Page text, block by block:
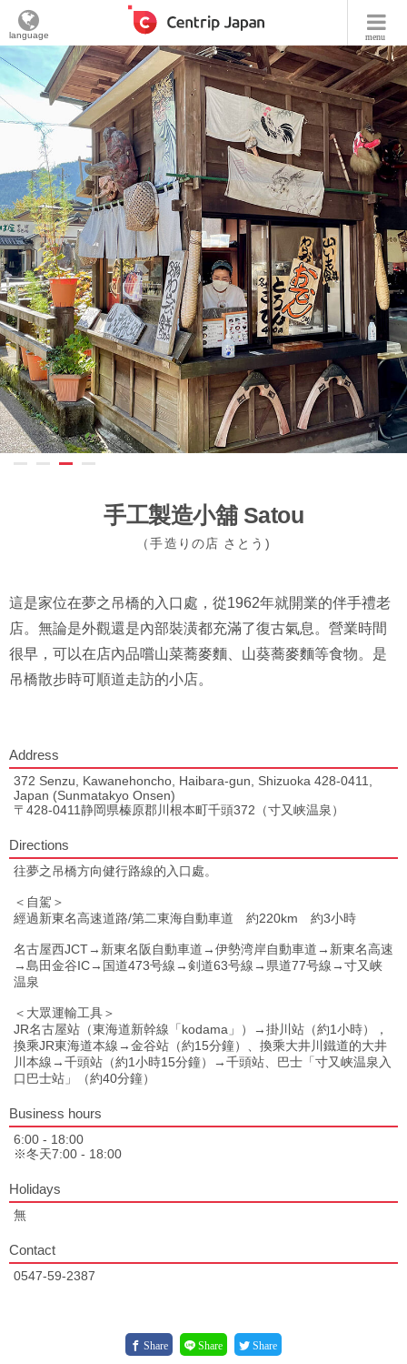
menu
language
手工製造小舖 Satou
（手造りの店 さとう)
這是家位在夢之吊橋的入口處，從1962年就開業的伴手禮老
店。無論是外觀還是內部裝潢都充滿了復古氣息。營業時間
很早，可以在店內品嚐山菜蕎麥麵、山葵蕎麥麵等食物。是
吊橋散步時可順道走訪的小店。
Address
372 Senzu, Kawanehoncho, Haibara-gun, Shizuoka 428-0411,
Japan (Sunmatakyo Onsen)
〒428-0411静岡県榛原郡川根本町千頭372（寸又峡温泉）
Directions
往夢之吊橋方向健行路線的入口處。
＜自駕＞
經過新東名高速道路/第二東海自動車道 約220km 約3小時
名古屋西JCT→新東名阪自動車道→伊勢湾岸自動車道→新東名高速
→島田金谷IC→国道473号線→剣道63号線→県道77号線→寸又峡
温泉
＜大眾運輸工具＞
JR名古屋站（東海道新幹線「kodama」）→掛川站（約1小時），
換乘JR東海道本線→金谷站（約15分鐘）、換乘大井川鐵道的大井
川本線→千頭站（約1小時15分鐘）→千頭站、巴士「寸又峡温泉入
口巴士站」（約40分鐘）
Business hours
6:00 - 18:00
※冬天7:00 - 18:00
Holidays
無
Contact
0547-59-2387
Share Share Share